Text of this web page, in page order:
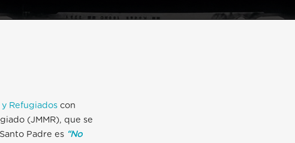
Refugiados con
(JMMR), que se
Padre es “No